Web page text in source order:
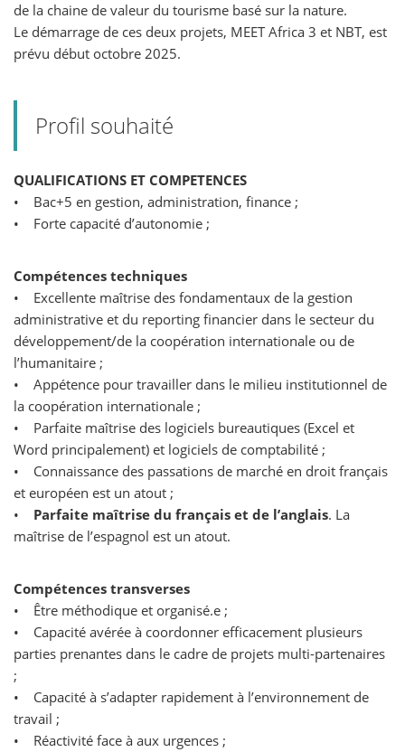
de la chaine de valeur du tourisme basé sur la nature.
Le démarrage de ces deux projets, MEET Africa 3 et NBT, est
prévu début octobre 2025.
Profil souhaité
QUALIFICATIONS ET COMPETENCES
• Bac+5 en gestion, administration, finance ;
• Forte capacité d’autonomie ;
Compétences techniques
• Excellente maîtrise des fondamentaux de la gestion
administrative et du reporting financier dans le secteur du
développement/de la coopération internationale ou de
l’humanitaire ;
• Appétence pour travailler dans le milieu institutionnel de
la coopération internationale ;
• Parfaite maîtrise des logiciels bureautiques (Excel et
Word principalement) et logiciels de comptabilité ;
• Connaissance des passations de marché en droit français
et européen est un atout ;
•
Parfaite maîtrise du français et de l’anglais. La
maîtrise de l’espagnol est un atout.
Compétences transverses
• Être méthodique et organisé.e ;
• Capacité avérée à coordonner efficacement plusieurs
parties prenantes dans le cadre de projets multi-partenaires
;
• Capacité à s’adapter rapidement à l’environnement de
travail ;
• Réactivité face à aux urgences ;